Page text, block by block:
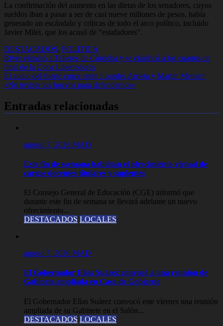
La confirmación del aumento en las dietas de los senadores, cuyos
sueldos iban a pasar a ser de casi nueve millones de pesos, había
generado un escándalo y críticas de todo el arco político, incluido
Javier Milei, que los acusó de “estafadores”.
DESTACADOS, POLITICA
Navegación
de
entradas
River eliminó a Talleres de Córdoba y se clasificó a los cuartos de
final de la Copa Libertadores
El audio del fuerte cruce entre Lourdes Arrieta y Martín Menem:
«No tuviste los huevos para defendernos»
Entradas relacionadas
agosto 7, 2026 MAD
Este fin de ssemana habilitan el ofrecimiento virtual de
cargos docentes titulares y suplentes
El Consejo General de Educación (CGE) informó que
durante este fin de semana se llevará adelante un nuevo
ofrecimiento...
DESTACADOS LOCALES
agosto 7, 2026 MAD
El Gobernador Elias Suárez convocó a una reunión de
Gabinete ampliada en Casa de Gobierno
El Gobernador Elías Suárez convocó este viernes una reunión
ampliada de su Gabinete en el Salón...
DESTACADOS LOCALES